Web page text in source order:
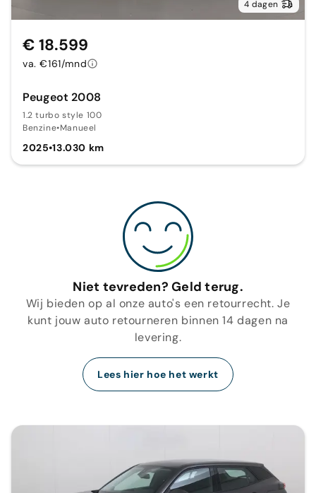
4 dagen
Peugeot 2008
1.2 turbo style 100
Benzine•Manueel
2025•13.030 km
€ 18.599
va. €161/mnd
Niet tevreden? Geld terug.
Wij bieden op al onze auto's een retourrecht. Je
kunt jouw auto retourneren binnen 14 dagen na
levering.
Lees hier hoe het werkt